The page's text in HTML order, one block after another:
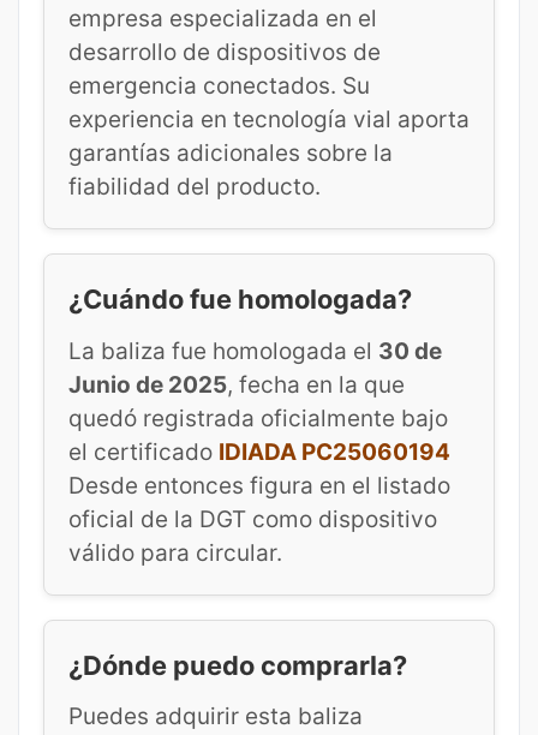
empresa especializada en el
desarrollo de dispositivos de
emergencia conectados. Su
experiencia en tecnología vial aporta
garantías adicionales sobre la
fiabilidad del producto.
¿Cuándo fue homologada?
La baliza fue homologada el 30 de
Junio de 2025, fecha en la que
quedó registrada oficialmente bajo
el certificado IDIADA PC25060194
Desde entonces figura en el listado
oficial de la DGT como dispositivo
válido para circular.
¿Dónde puedo comprarla?
Puedes adquirir esta baliza